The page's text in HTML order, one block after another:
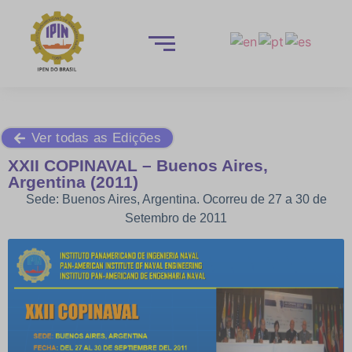
Ver todas as Edições
XXII COPINAVAL – Buenos Aires,
Argentina (2011)
Sede: Buenos Aires, Argentina. Ocorreu de 27 a 30 de
Setembro de 2011